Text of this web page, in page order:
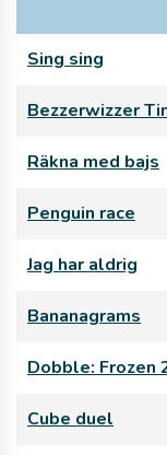
Sing sing
Bezzerwizzer
Räkna med bajs
Penguin race
Jag har aldrig
Bananagrams
Dobble: Frozen
Cube duel